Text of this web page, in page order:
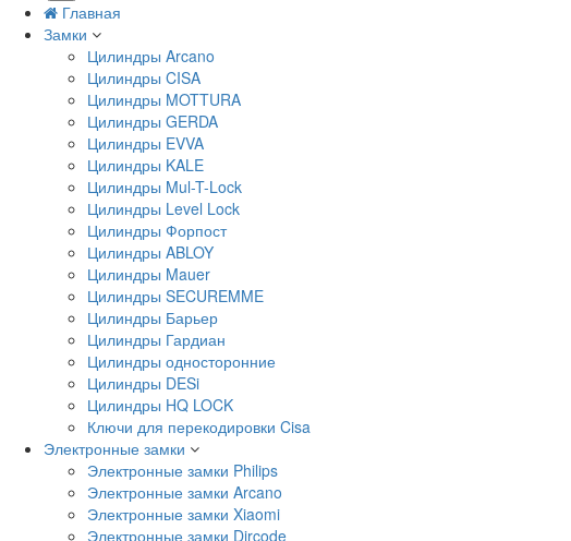
Главная
Замки
Цилиндры Arcano
Цилиндры CISA
Цилиндры MOTTURA
Цилиндры GERDA
Цилиндры EVVA
Цилиндры KALE
Цилиндры Mul-T-Lock
Цилиндры Level Lock
Цилиндры Форпост
Цилиндры ABLOY
Цилиндры Mauer
Цилиндры SECUREMME
Цилиндры Барьер
Цилиндры Гардиан
Цилиндры односторонние
Цилиндры DESi
Цилиндры HQ LOCK
Ключи для перекодировки Cisa
Электронные замки
Электронные замки Philips
Электронные замки Arcano
Электронные замки Xiaomi
Электронные замки Dircode